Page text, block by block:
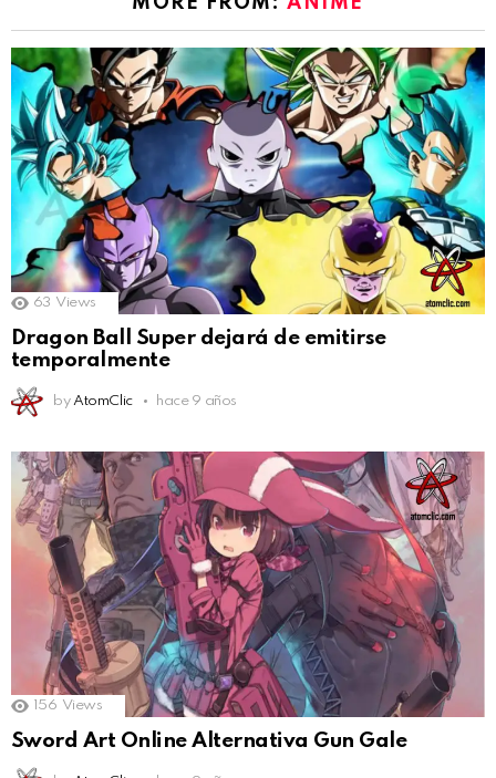
63 Views
Dragon Ball Super dejará de emitirse
temporalmente
by AtomClic hace 9 años
156 Views
Sword Art Online Alternativa Gun Gale